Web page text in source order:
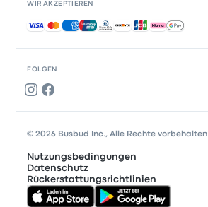
FOLGEN
WIR AKZEPTIEREN
Akzeptierte Zahlungsmethoden
© 2026 Busbud Inc., Alle Rechte vorbehalten
Nutzungsbedingungen
Datenschutz
Rückerstattungsrichtlinien